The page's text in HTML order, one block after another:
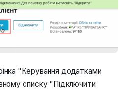
"Керування додатками
списку "Підключити